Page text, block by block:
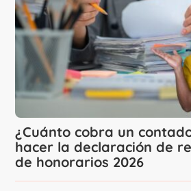
¿Cuánto cobra un
hacer la declaración de
de honorarios 2026